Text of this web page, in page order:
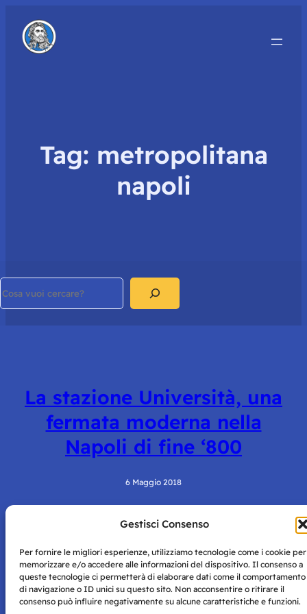
Gestisci Consenso
Per fornire le migliori esperienze, utilizziamo tecnologie come i cookie per
memorizzare e/o accedere alle informazioni del dispositivo. Il consenso a
queste tecnologie ci permetterà di elaborare dati come il comportamento
di navigazione o ID unici su questo sito. Non acconsentire o ritirare il
consenso può influire negativamente su alcune caratteristiche e funzioni.
Tag: metropolitana
napoli
La stazione Università, una
fermata moderna nella
Napoli di fine ‘800
6 Maggio 2018